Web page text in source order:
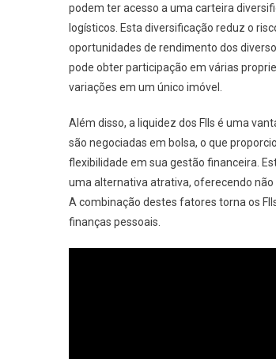
podem ter acesso a uma carteira
logísticos. Esta diversificação reduz o
oportunidades de rendimento dos
pode obter participação em várias
variações em um único imóvel.
Além disso, a liquidez dos FIIs é uma
são negociadas em bolsa, o que
flexibilidade em sua gestão financeira.
uma alternativa atrativa, oferecendo
A combinação destes fatores torna os
finanças pessoais.